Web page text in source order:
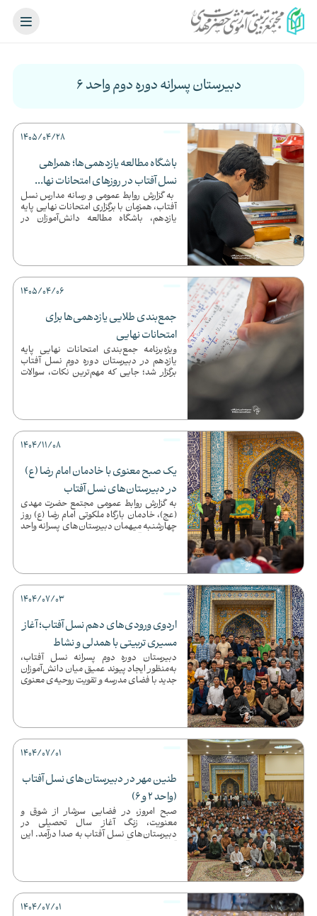
دبیرستان پسرانه دوره دوم واحد ۶
باشگاه مطالعه یازدهمی‌ها؛ همراهی
نسل آفتاب در روزهای امتحانات نها...
به گزارش روابط عمومی و رسانه مدارس نسل
آفتاب، همزمان با برگزاری امتحانات نهایی پایه
یازدهم، باشگاه مطالعه دانش‌آموزان در
1405/04/28
جمع‌بندی طلایی یازدهمی‌ها برای
امتحانات نهایی
ویژه‌برنامه جمع‌بندی امتحانات نهایی پایه
یازدهم در دبیرستان دوره دوم نسل آفتاب
برگزار شد؛ جایی که مهم‌ترین نکات، سوالات
1405/04/06
یک صبح معنوی با خادمان امام رضا (ع)
در دبیرستان‌های نسل آفتاب
به گزارش روابط عمومی مجتمع حضرت مهدی
(عج)، خادمان بارگاه ملکوتی امام رضا (ع) روز
چهارشنبه میهمان دبیرستان‌های پسرانه واحد
1404/11/08
اردوی ورودی‌های دهم نسل آفتاب؛ آغاز
مسیری تربیتی با همدلی و نشاط
دبیرستان دوره دوم پسرانه نسل آفتاب،
به‌منظور ایجاد پیوند عمیق میان دانش‌آموزان
جدید با فضای مدرسه و تقویت روحیه‌ی معنوی
1404/07/03
طنین مهر در دبیرستان‌های نسل آفتاب
(واحد 2 و 6)
صبح امروز، در فضایی سرشار از شوق و
معنویت، زنگ آغاز سال تحصیلی در
دبیرستان‌های نسل آفتاب به صدا درآمد. این
1404/07/01
1404/07/01